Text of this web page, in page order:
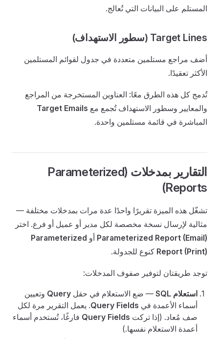
المستلم على البيانات التي تُعالج.
Target Lines (سطور الاستهداف)
أضف مراجع مستلمين متعددة في جدول لقوائم المستلمين
الأكثر تعقيدًا.
تُدمج كل هذه الطرق معًا: العناوين المستخرجة من المراجع
والمعايير وسطور الاستهداف تُجمع مع Target Emails
المباشرة في قائمة مستلمين واحدة.
التقارير بمدخلات (Parameterized
Reports)
تشغّل هذه الميزة تقريرًا واحدًا عدة مرات بمدخلات مختلفة —
مثالية لإرسال نسخة مخصصة لكل مدير أو عميل أو فرع. اختر
Parameterized Report (Email) أو Parameterized
Report (Print) كنوع للجدولة.
توجد طريقتان لتوفير صفوف المدخلات:
استعلام SQL — ضع الاستعلام في حقل Query وتعيين
أسماء الأعمدة في Query Fields. يعمل التقرير مرة لكل
صف مُعاد. (إذا تركت Query Fields فارغًا، تُستخدم أسماء
أعمدة الاستعلام نفسها.)